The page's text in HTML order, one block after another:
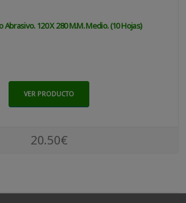
Abrasivo. 120 X 280 M.m. Medio. (10 Hojas)
VER PRODUCTO
20.50€